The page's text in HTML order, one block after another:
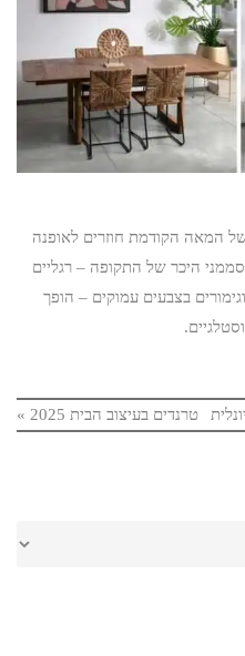
בהשראת שנות ה-50 וה-60 של המאה הקודמת חוזרים לאופנה
היכר של התקופה – רגליים
בצבעים עמוקים – הופך
טרנדים בעיצוב הבית 2025 »